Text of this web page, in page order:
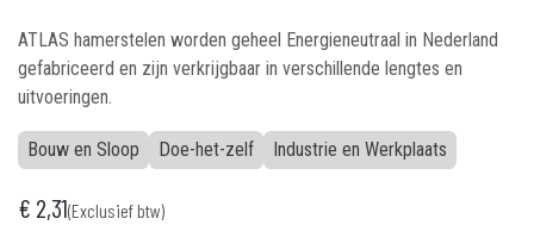
ATLAS hamerstelen worden geheel Energieneutraal in Nederland
gefabriceerd en zijn verkrijgbaar in verschillende lengtes en
uitvoeringen.
Bouw en Sloop Doe-het-zelf Industrie en Werkplaats
€ 2,31(Exclusief btw)